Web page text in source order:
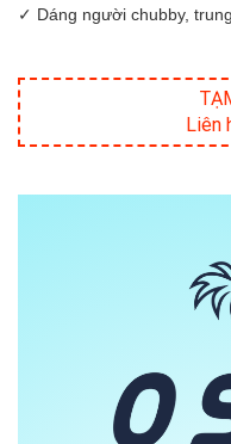
✓ Dáng người chubby,
Liên